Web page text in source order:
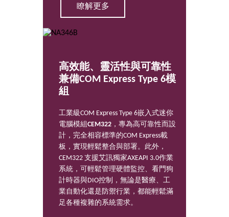
瞭解更多
高效能、靈活性與可靠性
兼備COM Express Type 6模
組
工業級COM Express Type 6嵌入式迷你
電腦模組CEM322 ，專為高可靠性而設
計，完全相容標準的COM Express載
板，實現輕鬆整合與部署。此外，
CEM322 支援艾訊獨家AXEAPI 3.0作業
系統，可輕鬆管理硬體監控、看門狗
計時器與DIO控制，無論是醫療、工
業自動化還是防禦行業，都能輕鬆滿
足各種複雜的系統需求。